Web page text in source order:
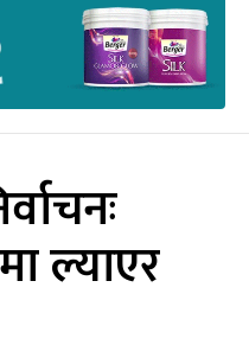
ल्याएर